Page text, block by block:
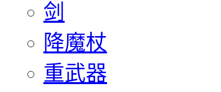
剑
降魔杖
重武器